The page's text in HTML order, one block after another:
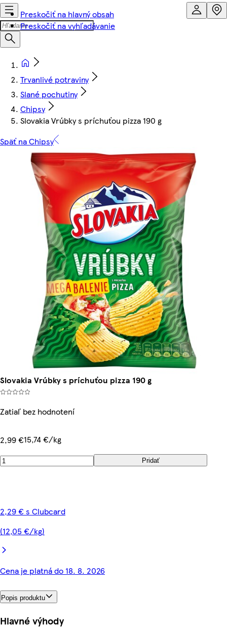
Preskočiť na hlavný obsah
Preskočiť na vyhľadávanie
Trvanlivé potraviny
Slané pochutiny
Chipsy
Slovakia Vrúbky s príchuťou pizza 190 g
Späť na Chipsy
Slovakia Vrúbky s príchuťou pizza 190 g
Zatiaľ bez hodnotení
2,99 €15,74 €/kg
Pridať
2,29 € s Clubcard
(12,05 €/kg)
Cena je platná do 18. 8. 2026
Popis produktu
Hlavné výhody